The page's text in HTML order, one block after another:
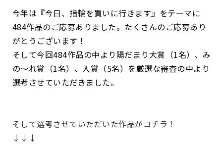
今年は『今日、指輪を買いに行きます』をテーマに
484作品のご応募ありました。たくさんのご応募あり
がとうございます！
そして今回484作品の中より陽だまり大賞（1名）、み
の～れ賞（1名）、入賞（5名）を厳選な審査の中より
選考させていただきました。
そして選考させていただいた作品がコチラ！
↓↓↓